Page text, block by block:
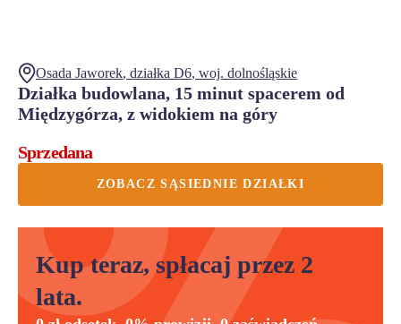
Osada Jaworek, działka D6, woj. dolnośląskie
Działka budowlana, 15 minut spacerem od
Międzygórza, z widokiem na góry
Sprzedana
ZOBACZ SĄSIEDNIE DZIAŁKI
Kup teraz, spłacaj przez 2
lata.